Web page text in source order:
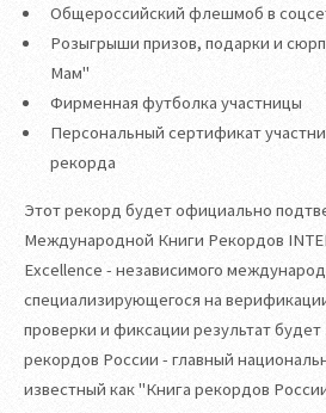
Общероссийский флешмоб в
Розыгрыши призов, подарки и
Мам"
Фирменная футболка участницы
Персональный сертификат
рекорда
Этот рекорд будет официально
Международной Книги Рекордов
Excellence - независимого
специализирующегося на
проверки и фиксации результат
рекордов России - главный
известный как "Книга рекордов